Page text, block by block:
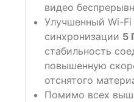
видео
Улучшенный Wi-Fi
синхронизации 5
стабильность
повышенную
отснятого
Помимо всех